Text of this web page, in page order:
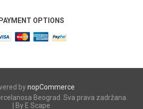
PAYMENT OPTIONS
bynopCommerce
Beograd. Sva prava zadržana.
| By E Scape